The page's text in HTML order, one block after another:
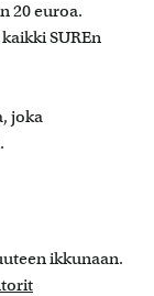
20 euroa.
SUREn
joka
ikkunaan.